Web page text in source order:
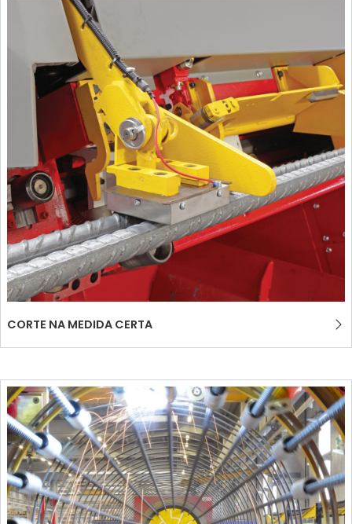
CORTE NA MEDIDA CERTA